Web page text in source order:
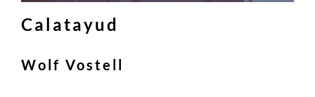
Calatayud
Wolf Vostell